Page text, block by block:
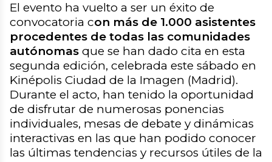
El evento ha vuelto a ser un éxito de
convocatoria con más de 1.000 asistentes
procedentes de todas las comunidades
autónomas que se han dado cita en esta
segunda edición, celebrada este sábado en
Kinépolis Ciudad de la Imagen (Madrid).
Durante el acto, han tenido la oportunidad
de disfrutar de numerosas ponencias
individuales, mesas de debate y dinámicas
interactivas en las que han podido conocer
las últimas tendencias y recursos útiles de la